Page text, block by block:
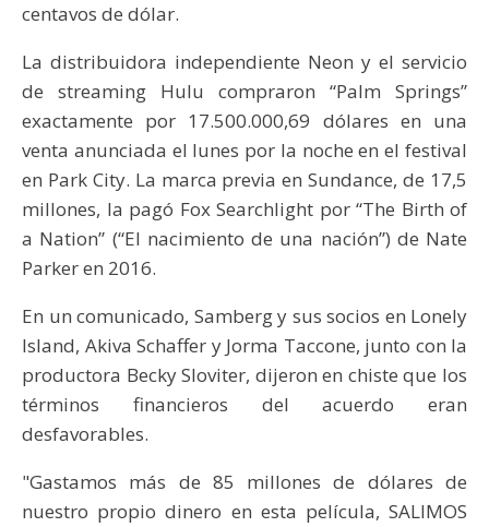
centavos de dólar.
La distribuidora independiente Neon y el servicio
de streaming Hulu compraron “Palm Springs”
exactamente por 17.500.000,69 dólares en una
venta anunciada el lunes por la noche en el festival
en Park City. La marca previa en Sundance, de 17,5
millones, la pagó Fox Searchlight por “The Birth of
a Nation” (“El nacimiento de una nación”) de Nate
Parker en 2016.
En un comunicado, Samberg y sus socios en Lonely
Island, Akiva Schaffer y Jorma Taccone, junto con la
productora Becky Sloviter, dijeron en chiste que los
términos financieros del acuerdo eran
desfavorables.
"Gastamos más de 85 millones de dólares de
nuestro propio dinero en esta película, SALIMOS